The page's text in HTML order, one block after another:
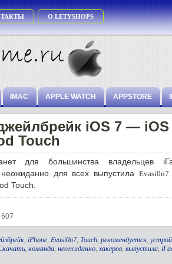
О LETYSHOPS
IMAC APPLE WATCH APPSTORE
iOS 7 —
Touch
для большинства владельцев
для всех выпустилаEvasi0n7
Touch.
, iPhone, Evasi0n7, Touch, рекомендуется,
, команда, неожиданно, хакеров, выпустила,